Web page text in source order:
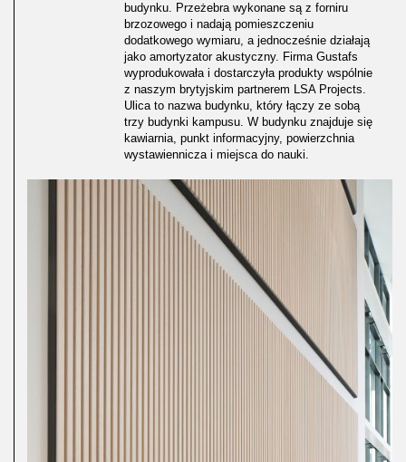
budynku. Przeżebra wykonane są z forniru
brzozowego i nadają pomieszczeniu
dodatkowego wymiaru, a jednocześnie działają
jako amortyzator akustyczny. Firma Gustafs
wyprodukowała i dostarczyła produkty wspólnie
z naszym brytyjskim partnerem LSA Projects.
Ulica to nazwa budynku, który łączy ze sobą
trzy budynki kampusu. W budynku znajduje się
kawiarnia, punkt informacyjny, powierzchnia
wystawiennicza i miejsca do nauki.